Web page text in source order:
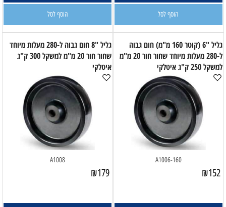
הוסף לסל הוסף לסל
גליל "6 (קוטר 160 מ"מ) חום גבוה
ל-280 מעלות מיוחד שחור חור 20 מ"מ
למשקל 250 ק"ג איטלקי
A1006-160
₪152
גליל "8 חום גבוה ל-280 מעלות מיוחד
שחור חור 20 מ"מ למשקל 300 ק"ג
איטלקי
A1008
₪179